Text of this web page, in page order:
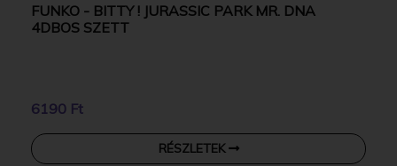
FUNKO - BITTY ! JURASSIC PARK MR. DNA
4DBOS SZETT
6190 Ft
RÉSZLETEK